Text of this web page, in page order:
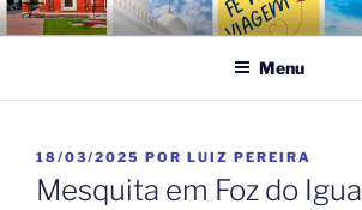
Pular
para
conteúdo
FÉ NA VIAGEM
Turismo Religioso
Menu
PUBLICADO
EM
18/03/2025 POR LUIZ PEREIRA
Mesquita em Foz do